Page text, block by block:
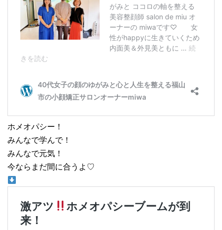
ホメオパシー！
みんなで学んで！
みんなで元気！
今ならまだ間に合うよ♡